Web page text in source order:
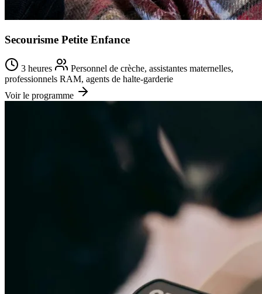
Secourisme Petite Enfance
3 heures
Personnel de crèche, assistantes maternelles,
professionnels RAM, agents de halte-garderie
Voir le programme